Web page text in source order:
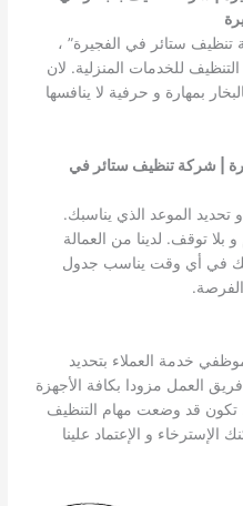
ستائر في الفجيرة” ،
للخدمات المنزلية. لان
بمهارة و حرفية لا ينافسها
| شركة تنظيف ستائر في
الموعد الذي يناسبك.
بلا توقف. لدينا من العمالة
في أي وقت يناسب جدول
خدمة العملاء بتحديد
العمل مزودا بكافة الأجهزة
تكون قد وضعت مهام التنظيف
الإسترخاء و الإعتماد علينا